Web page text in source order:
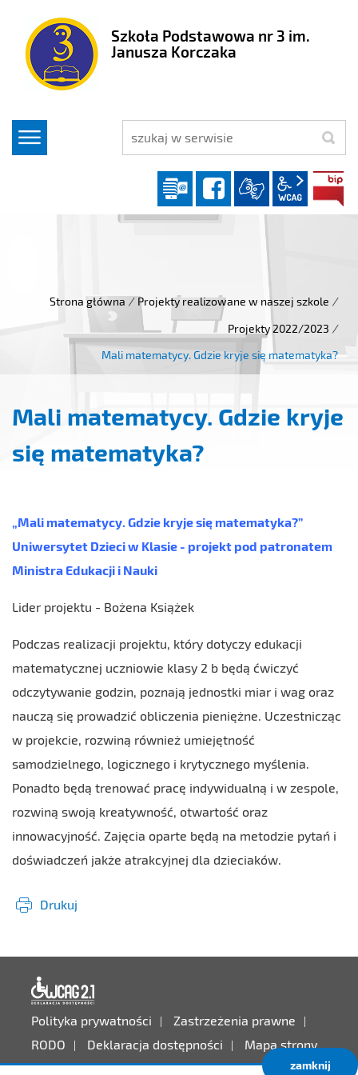
zamknij
Szkoła Podstawowa nr 3 im.
Janusza Korczaka
szukaj
Dziennik elektroniczny
facebook
wcag2.1
Strona główna / Projekty realizowane w naszej szkole /
Projekty 2022/2023 /
Mali matematycy. Gdzie kryje się matematyka?
Mali matematycy. Gdzie kryje
się matematyka?
„Mali matematycy. Gdzie kryje się matematyka?”
Uniwersytet Dzieci w Klasie - projekt pod patronatem
Ministra Edukacji i Nauki
Lider projektu - Bożena Książek
Podczas realizacji projektu, który dotyczy edukacji
matematycznej uczniowie klasy 2 b będą ćwiczyć
odczytywanie godzin, poznają jednostki miar i wag oraz
nauczą się prowadzić obliczenia pieniężne. Uczestnicząc
w projekcie, rozwiną również umiejętność
samodzielnego, logicznego i krytycznego myślenia.
Ponadto będą trenować pracę indywidualną i w zespole,
rozwiną swoją kreatywność, otwartość oraz
innowacyjność. Zajęcia oparte będą na metodzie pytań i
doświadczeń jakże atrakcyjnej dla dzieciaków.
Drukuj
Polityka prywatności
Zastrzeżenia prawne
RODO
Deklaracja dostępności Mapa strony